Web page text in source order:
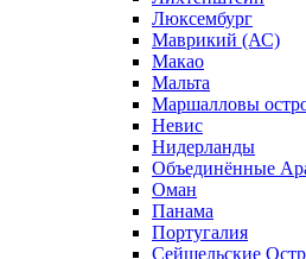
Люксембург
Маврикий (АС)
Макао
Мальта
Маршалловы
Нeвис
Нидерланды
Объединённые
Оман
Панама
Португалия
Сейшельские